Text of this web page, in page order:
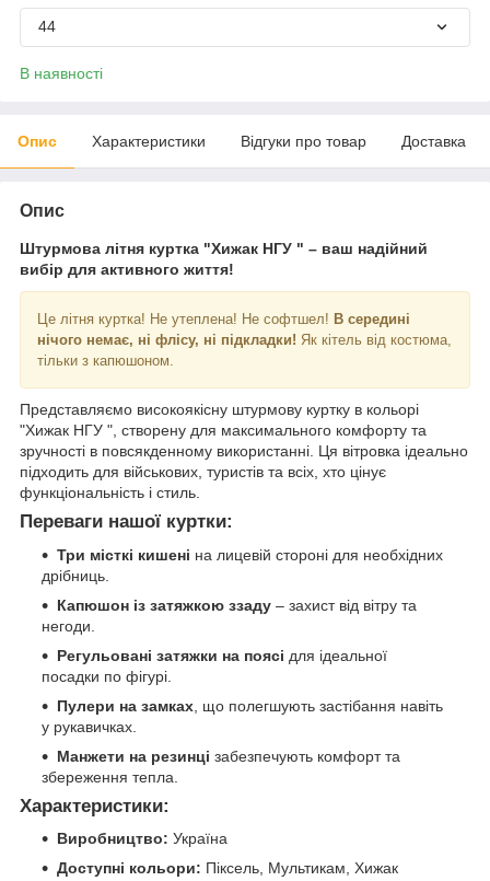
44
В наявності
Опис Характеристики Відгуки про товар Доставка
Опис
Штурмова літня куртка "Хижак НГУ " – ваш надійний
вибір для активного життя!
Це літня куртка! Не утеплена! Не софтшел! В середині
нічого немає, ні флісу, ні підкладки! Як кітель від костюма,
тільки з капюшоном.
Представляємо високоякісну штурмову куртку в кольорі
"Хижак НГУ ", створену для максимального комфорту та
зручності в повсякденному використанні. Ця вітровка ідеально
підходить для військових, туристів та всіх, хто цінує
функціональність і стиль.
Переваги нашої куртки:
Три місткі кишені на лицевій стороні для необхідних
дрібниць.
Капюшон із затяжкою ззаду – захист від вітру та
негоди.
Регульовані затяжки на поясі для ідеальної
посадки по фігурі.
Пулери на замках , що полегшують застібання навіть
у рукавичках.
Манжети на резинці забезпечують комфорт та
збереження тепла.
Характеристики:
Виробництво: Україна
Доступні кольори: Піксель, Мультикам, Хижак